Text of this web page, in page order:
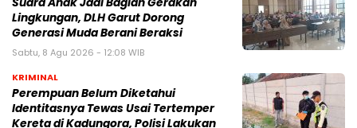
Lingkungan, DLH Garut Dorong
Generasi Muda Berani Beraksi
Sabtu, 8 Agu 2026 - 12:08 WIB
KRIMINAL
Perempuan Belum Diketahui
Identitasnya Tewas Usai Tertemper
Kereta di Kadungora, Polisi Lakukan